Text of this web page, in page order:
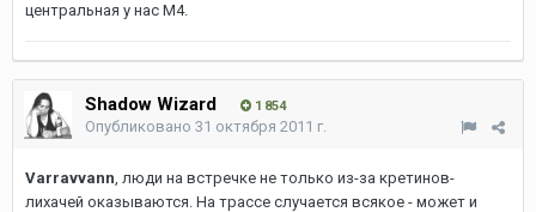
центральная у нас М4.
Shadow Wizard 1 854
Опубликовано 31 октября 2011 г.
Varravvann, люди на встречке не только из-за кретинов-
лихачей оказываются. На трассе случается всякое - может и